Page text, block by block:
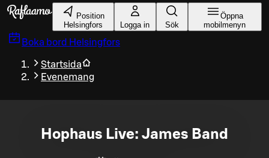
Gå till huvudinnehållet
Position
Helsingfors
Logga in Sök
Öppna
mobilmenyn
Boka bord Helsingfors
Startsida
Evenemang
Hophaus Live: James Band